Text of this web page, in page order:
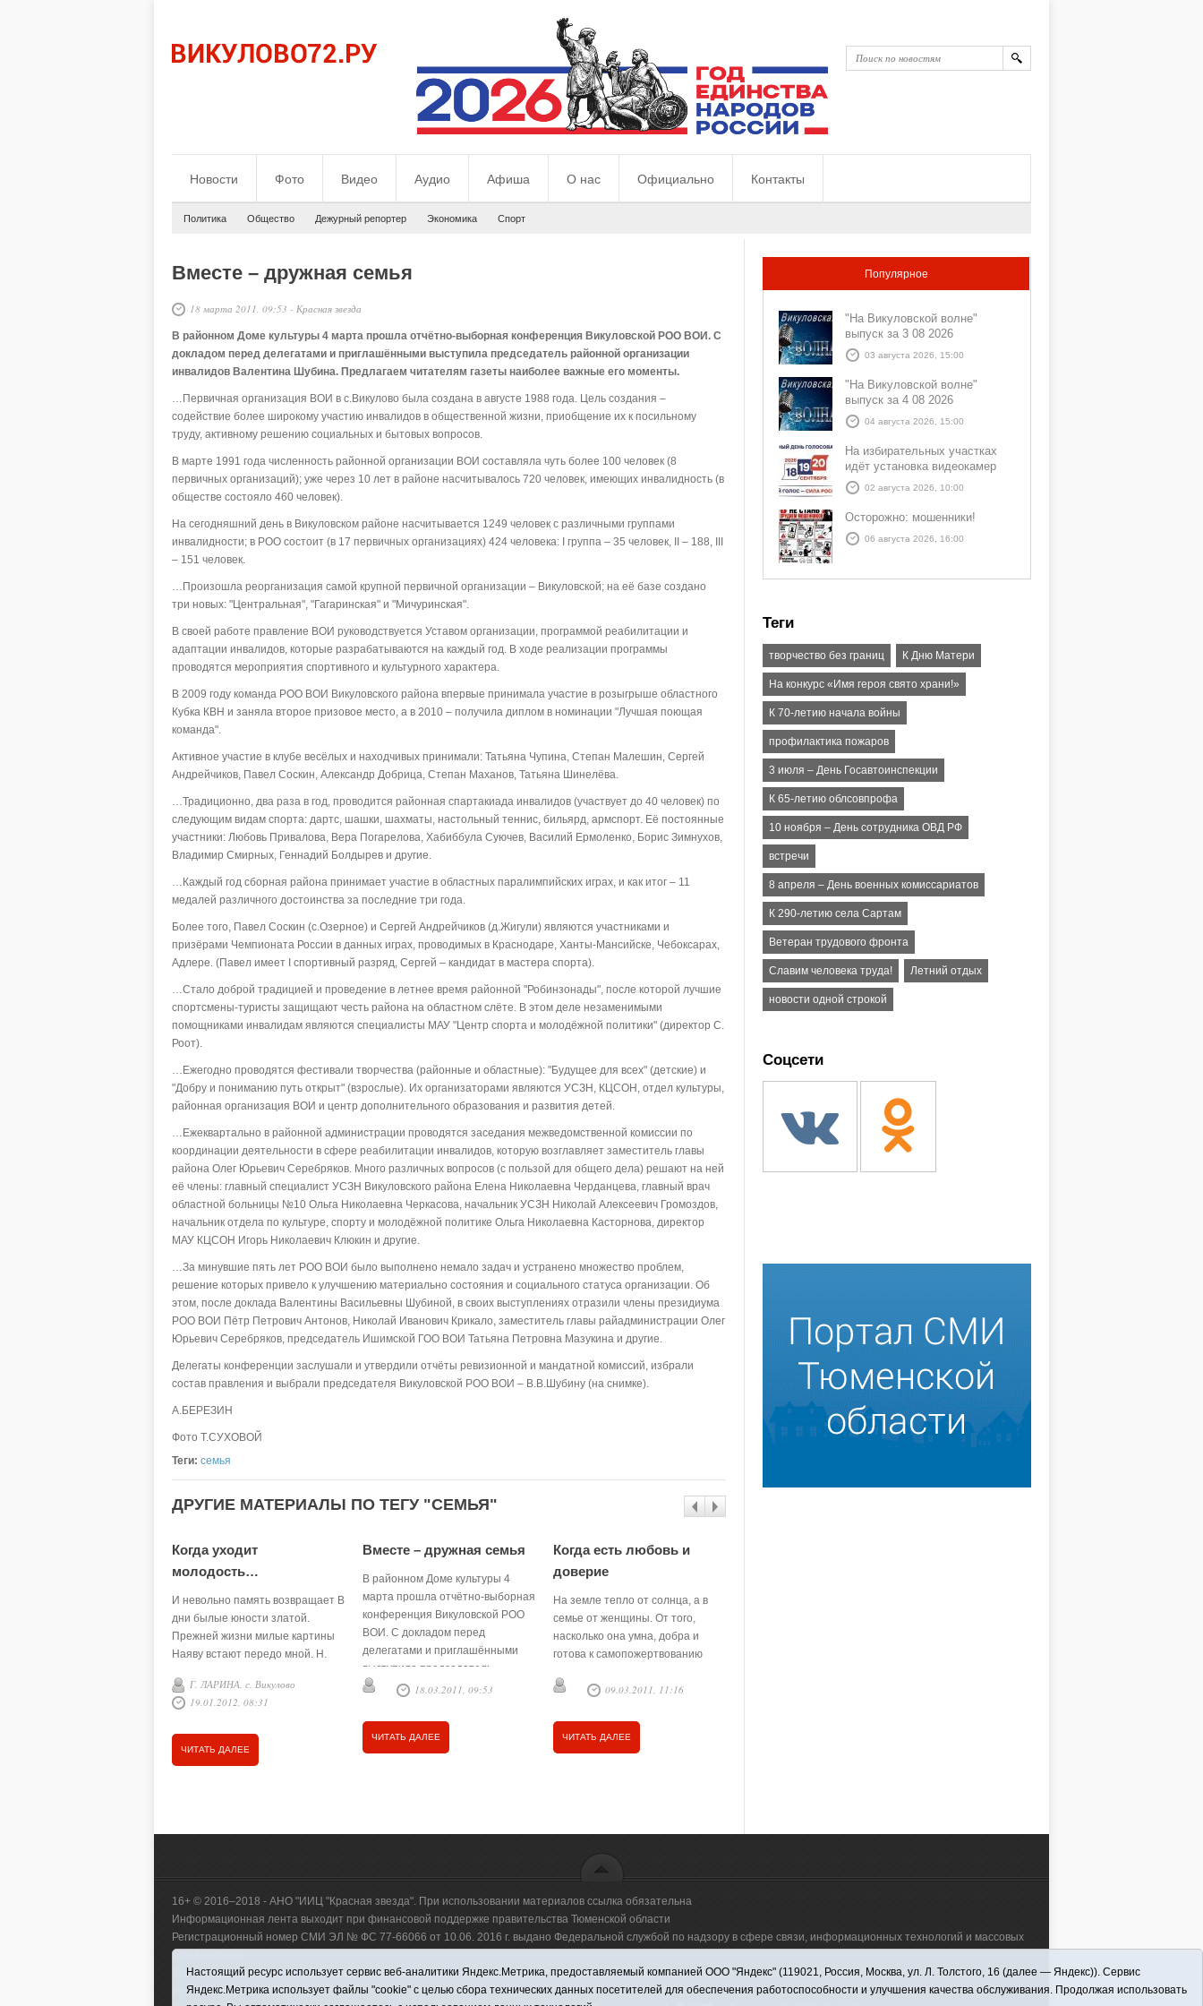
Новости Фото Видео Аудио Афиша О нас Официально Контакты
Политика Общество Дежурный репортер Экономика Спорт
Вместе – дружная семья
18 марта 2011, 09:53 - Красная звезда
В районном Доме культуры 4 марта прошла отчётно-выборная конференция Викуловской РОО ВОИ. С
докладом перед делегатами и приглашёнными выступила председатель районной организации
инвалидов Валентина Шубина. Предлагаем читателям газеты наиболее важные его моменты.
…Первичная организация ВОИ в с.Викулово была создана в августе 1988 года. Цель создания –
содействие более широкому участию инвалидов в общественной жизни, приобщение их к посильному
труду, активному решению социальных и бытовых вопросов.
В марте 1991 года численность районной организации ВОИ составляла чуть более 100 человек (8
первичных организаций); уже через 10 лет в районе насчитывалось 720 человек, имеющих инвалидность (в
обществе состояло 460 человек).
На сегодняшний день в Викуловском районе насчитывается 1249 человек с различными группами
инвалидности; в РОО состоит (в 17 первичных организациях) 424 человека: I группа – 35 человек, II – 188, III
– 151 человек.
…Произошла реорганизация самой крупной первичной организации – Викуловской; на её базе создано
три новых: "Центральная", "Гагаринская" и "Мичуринская".
В своей работе правление ВОИ руководствуется Уставом организации, программой реабилитации и
адаптации инвалидов, которые разрабатываются на каждый год. В ходе реализации программы
проводятся мероприятия спортивного и культурного характера.
В 2009 году команда РОО ВОИ Викуловского района впервые принимала участие в розыгрыше областного
Кубка КВН и заняла второе призовое место, а в 2010 – получила диплом в номинации "Лучшая поющая
команда".
Активное участие в клубе весёлых и находчивых принимали: Татьяна Чупина, Степан Малешин, Сергей
Андрейчиков, Павел Соскин, Александр Добрица, Степан Маханов, Татьяна Шинелёва.
…Традиционно, два раза в год, проводится районная спартакиада инвалидов (участвует до 40 человек) по
следующим видам спорта: дартс, шашки, шахматы, настольный теннис, бильярд, армспорт. Её постоянные
участники: Любовь Привалова, Вера Погарелова, Хабиббула Суючев, Василий Ермоленко, Борис Зимнухов,
Владимир Смирных, Геннадий Болдырев и другие.
…Каждый год сборная района принимает участие в областных паралимпийских играх, и как итог – 11
медалей различного достоинства за последние три года.
Более того, Павел Соскин (с.Озерное) и Сергей Андрейчиков (д.Жигули) являются участниками и
призёрами Чемпионата России в данных играх, проводимых в Краснодаре, Ханты-Мансийске, Чебоксарах,
Адлере. (Павел имеет I спортивный разряд, Сергей – кандидат в мастера спорта).
…Стало доброй традицией и проведение в летнее время районной "Робинзонады", после которой лучшие
спортсмены-туристы защищают честь района на областном слёте. В этом деле незаменимыми
помощниками инвалидам являются специалисты МАУ "Центр спорта и молодёжной политики" (директор С.
Роот).
…Ежегодно проводятся фестивали творчества (районные и областные): "Будущее для всех" (детские) и
"Добру и пониманию путь открыт" (взрослые). Их организаторами являются УСЗН, КЦСОН, отдел культуры,
районная организация ВОИ и центр дополнительного образования и развития детей.
…Ежеквартально в районной администрации проводятся заседания межведомственной комиссии по
координации деятельности в сфере реабилитации инвалидов, которую возглавляет заместитель главы
района Олег Юрьевич Серебряков. Много различных вопросов (с пользой для общего дела) решают на ней
её члены: главный специалист УСЗН Викуловского района Елена Николаевна Черданцева, главный врач
областной больницы №10 Ольга Николаевна Черкасова, начальник УСЗН Николай Алексеевич Громоздов,
начальник отдела по культуре, спорту и молодёжной политике Ольга Николаевна Касторнова, директор
МАУ КЦСОН Игорь Николаевич Клюкин и другие.
…За минувшие пять лет РОО ВОИ было выполнено немало задач и устранено множество проблем,
решение которых привело к улучшению материально состояния и социального статуса организации. Об
этом, после доклада Валентины Васильевны Шубиной, в своих выступлениях отразили члены президиума
РОО ВОИ Пётр Петрович Антонов, Николай Иванович Крикало, заместитель главы райадминистрации Олег
Юрьевич Серебряков, председатель Ишимской ГОО ВОИ Татьяна Петровна Мазукина и другие.
Делегаты конференции заслушали и утвердили отчёты ревизионной и мандатной комиссий, избрали
состав правления и выбрали председателя Викуловской РОО ВОИ – В.В.Шубину (на снимке).
А.БЕРЕЗИН
Фото Т.СУХОВОЙ
Теги: семья
ДРУГИЕ МАТЕРИАЛЫ ПО ТЕГУ "СЕМЬЯ"
Когда уходит
молодость…
И невольно память возвращает В
дни былые юности златой.
Прежней жизни милые картины
Наяву встают передо мной. Н.
Сёмин до сих пор зовёт её
Саней. А с детства её звали …
Г. ЛАРИНА, с. Викулово
19.01.2012, 08:31
ЧИТАТЬ ДАЛЕЕ
Вместе – дружная семья
В районном Доме культуры 4
марта прошла отчётно-выборная
конференция Викуловской РОО
ВОИ. С докладом перед
делегатами и приглашёнными
выступила председатель
районной организации
18.03.2011, 09:53
ЧИТАТЬ ДАЛЕЕ
Когда есть любовь и
доверие
На земле тепло от солнца, а в
семье от женщины. От того,
насколько она умна, добра и
готова к самопожертвованию
зависит многое, если не всё. Чем
09.03.2011, 11:16
ЧИТАТЬ ДАЛЕЕ
Популярное
"На Викуловской волне"
выпуск за 3 08 2026
03 августа 2026, 15:00
"На Викуловской волне"
выпуск за 4 08 2026
04 августа 2026, 15:00
На избирательных участках
идёт установка видеокамер
02 августа 2026, 10:00
Осторожно: мошенники!
06 августа 2026, 16:00
Теги
творчество без границ К Дню Матери
На конкурс «Имя героя свято храни!»
К 70-летию начала войны
профилактика пожаров
3 июля – День Госавтоинспекции
К 65-летию облсовпрофа
10 ноября – День сотрудника ОВД РФ
встречи
8 апреля – День военных комиссариатов
К 290-летию села Сартам
Ветеран трудового фронта
Славим человека труда! Летний отдых
новости одной строкой
Соцсети
16+ © 2016–2018 - АНО "ИИЦ "Красная звезда". При использовании материалов ссылка обязательна
Информационная лента выходит при финансовой поддержке правительства Тюменской области
Регистрационный номер СМИ ЭЛ № ФС 77-66066 от 10.06. 2016 г. выдано Федеральной службой по надзору в сфере связи, информационных технологий и массовых
коммуникаций.
Учредитель (соучредители) Автономная некоммерческая организация "Информационно-издательский центр "Красная звезда"" (627570, Тюменская обл., Викуловский
р-н, с. Викулово, ул. Ленина, д. 5).
Настоящий ресурс использует сервис веб-аналитики Яндекс.Метрика, предоставляемый компанией ООО "Яндекс" (119021, Россия, Москва, ул. Л. Толстого, 16 (далее — Яндекс)). Сервис
Яндекс.Метрика использует файлы "cookie" с целью сбора технических данных посетителей для обеспечения работоспособности и улучшения качества обслуживания. Продолжая использовать